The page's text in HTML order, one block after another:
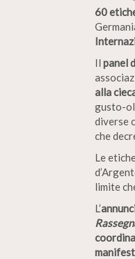
60
Il panel
alla
gusto-
diverse
che
Le
limite
L’